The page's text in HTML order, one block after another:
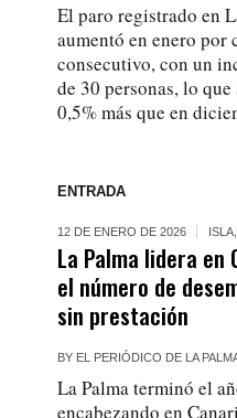
El paro registrado en
aumentó en enero por
consecutivo, con un
de 30 personas, lo que
0,5% más que en
ENTRADA
12 DE ENERO DE 2026 ISLA
La Palma lidera en
el número de
sin prestación
BY EL PERIÓDICO DE LA
La Palma terminó el
encabezando en